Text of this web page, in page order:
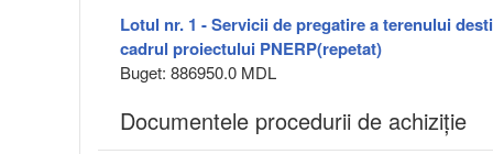
Lotul nr. 1 - Servicii de pregatire a terenului
cadrul proiectului PNERP(repetat)
Buget: 886950.0 MDL
Documentele procedurii de achiziție